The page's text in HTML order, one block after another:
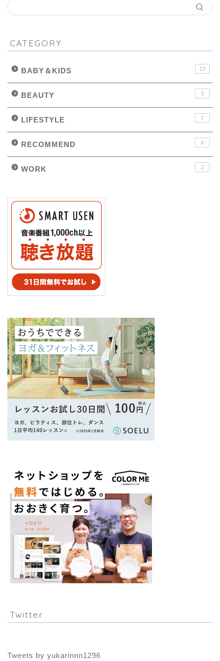
CATEGORY
BABY＆KIDS 13
BEAUTY 3
LIFESTYLE 7
RECOMMEND 6
WORK 2
Twitter
Tweets by yukarinnn1296